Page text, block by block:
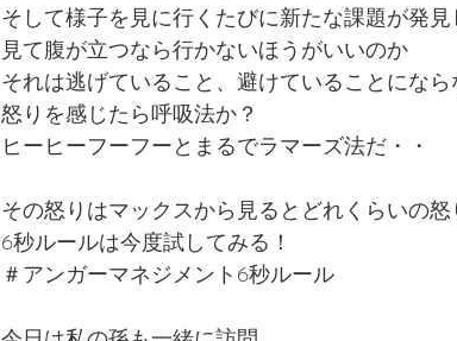
そして様子を見に行くたびに新たな課題が発見
見て腹が立つなら行かないほうがいいのか
それは逃げていること、避けていることにな
怒りを感じたら呼吸法か？
ヒーヒーフーフーとまるでラマーズ法だ・・
その怒りはマックスから見るとどれくらいの
6秒ルールは今度試してみる！
＃アンガーマネジメント6秒ルール